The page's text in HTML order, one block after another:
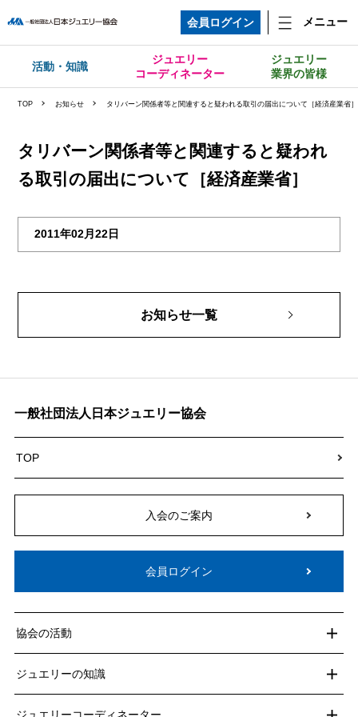
会員ログイン メニュー
活動・知識
ジュエリー
コーディネーター
ジュエリー
業界の皆様
TOP お知らせ タリバーン関係者等と関連すると疑われる取引の届出について［経済産業省］
タリバーン関係者等と関連すると疑われ
る取引の届出について［経済産業省］
2011年02月22日
お知らせ一覧
一般社団法人日本ジュエリー協会
TOP
入会のご案内
会員ログイン
協会の活動
ジュエリーの知識